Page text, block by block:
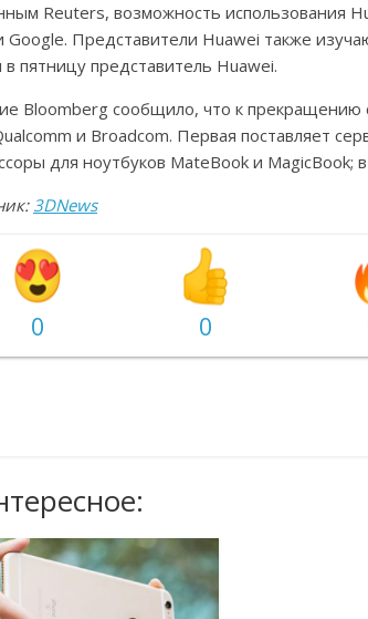
Reuters, возможность использования
Google. Представители Huawei также
в пятницу представитель Huawei.
Bloomberg сообщило, что к прекращению
и Broadcom. Первая поставляет
для ноутбуков MateBook и
3DNews
0 0